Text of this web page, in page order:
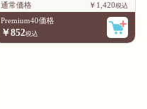
通常価格
￥1,420
Premium40価格
￥852